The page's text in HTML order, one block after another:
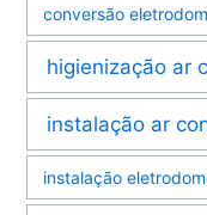
conversão
higienização ar
instalação ar
instalação